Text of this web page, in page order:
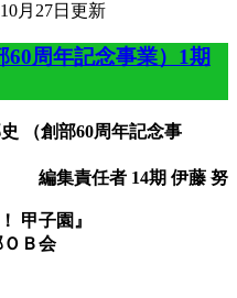
月27日更新
周年記念事業）1期
（創部60周年記念事
編集責任者 14期 伊藤 努
甲子園』
Ｂ会